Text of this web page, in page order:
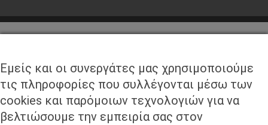
Εμείς και οι συνεργάτες μας χρησιμοποιούμε
τις πληροφορίες που συλλέγονται μέσω των
cookies και παρόμοιων τεχνολογιών για να
βελτιώσουμε την εμπειρία σας στον